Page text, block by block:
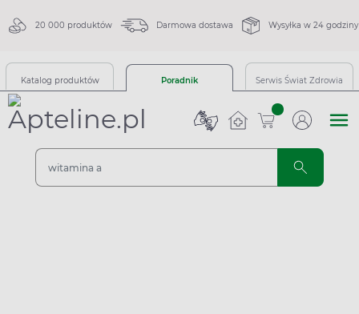
20 000 produktów Darmowa dostawa Wysyłka w 24 godziny
Katalog produktów Poradnik Serwis Świat Zdrowia
sztuk